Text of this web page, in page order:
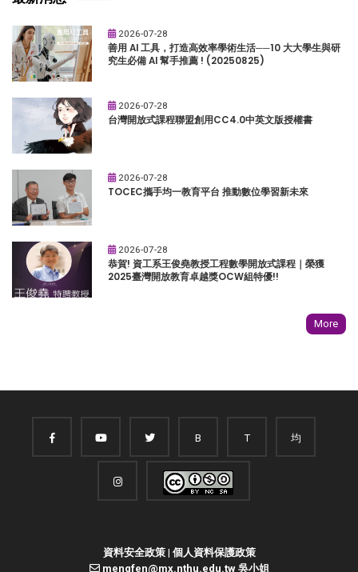
2026-07-28
善用 AI 工具，打造高效率學術生活──10 大大學生與研
究生必備 AI 幫手推薦 ! (20250825)
2026-07-28
台灣開放式課程聯盟創用CC4.0中英文版授權書
2026-07-28
TOCEC攜手均一教育平台 推動數位學習新未來
2026-07-28
恭賀! 資工系王俊堯教授工程數學開放式課程｜榮獲
2025臺灣開放教育卓越獎OCW組特優!!
More
B T 均
資料安全政策| 個人資料保護政策
mengfen@mx.nthu.edu.tw 吳小姐